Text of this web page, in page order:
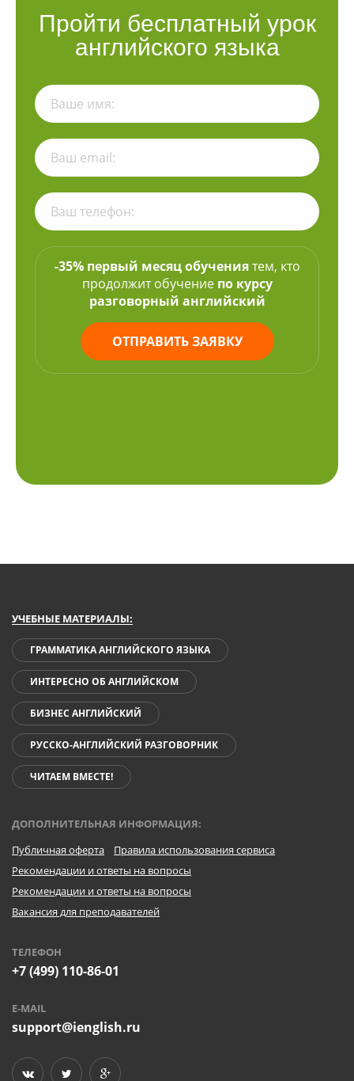
Пройти бесплатный урок
английского языка
-35% первый месяц обучениятем, кто
продолжит обучение по курсу
разговорный английский
ОТПРАВИТЬ ЗАЯВКУ
УЧЕБНЫЕ МАТЕРИАЛЫ:
ГРАММАТИКА АНГЛИЙСКОГО ЯЗЫКА
ИНТЕРЕСНО ОБ АНГЛИЙСКОМ
БИЗНЕС АНГЛИЙСКИЙ
РУССКО-АНГЛИЙСКИЙ РАЗГОВОРНИК
ЧИТАЕМ ВМЕСТЕ!
ДОПОЛНИТЕЛЬНАЯ ИНФОРМАЦИЯ:
Публичная оферта
Правила использования сервиса
Рекомендации и ответы на вопросы
Рекомендации и ответы на вопросы
Вакансия для преподавателей
ТЕЛЕФОН
+7 (499) 110-86-01
E-MAIL
support@ienglish.ru